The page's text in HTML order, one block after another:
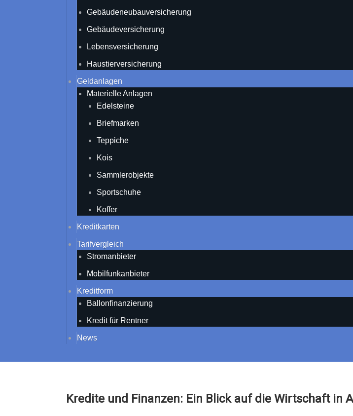
Gebäudeneubauversicherung
Gebäudeversicherung
Lebensversicherung
Haustierversicherung
Geldanlagen
Materielle Anlagen
Edelsteine
Briefmarken
Teppiche
Kois
Sammlerobjekte
Sportschuhe
Koffer
Kreditkarten
Tarifvergleich
Stromanbieter
Mobilfunkanbieter
Kreditform
Ballonfinanzierung
Kredit für Rentner
News
Kredite und Finanzen: Ein Blick auf die Wirtschaft in